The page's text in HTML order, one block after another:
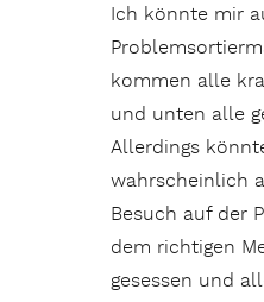
Ich könnte mir
kommen alle
und unten alle
Allerdings
wahrscheinlich
Besuch auf der
dem richtigen
gesessen und